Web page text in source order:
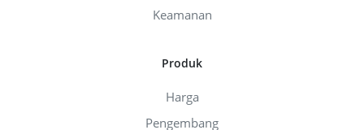
Keamanan
Produk
Harga
Pengembang